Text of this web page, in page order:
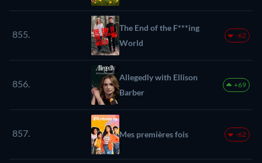
855.
The End of the F***ing
World
-62
856.
Allegedly with Ellison
Barber
+69
857. Mes premières fois -62